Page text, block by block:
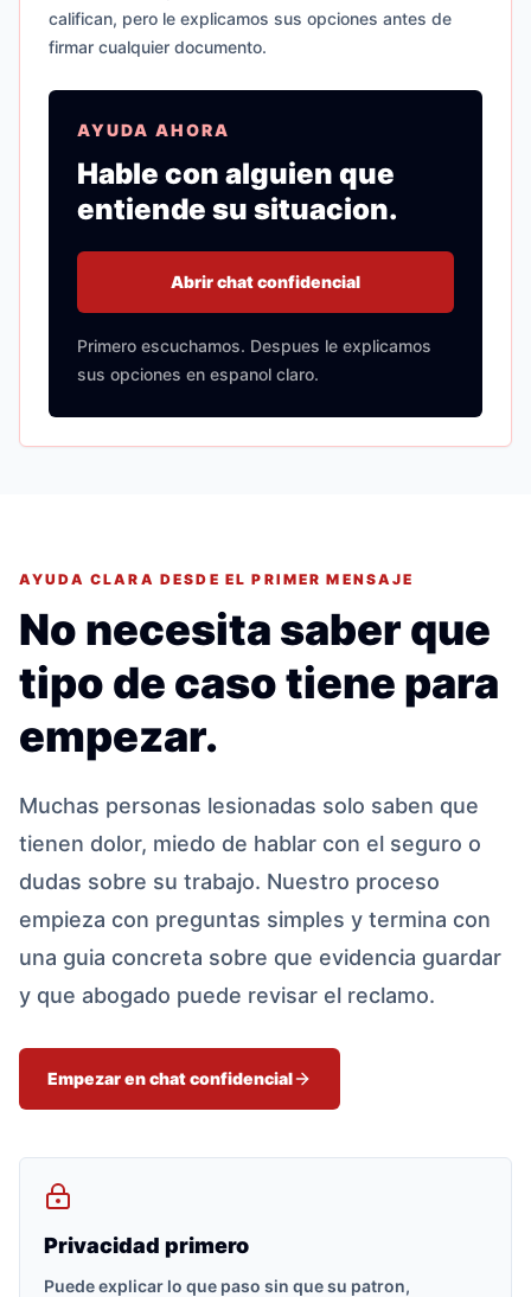
califican, pero le explicamos sus opciones antes de
firmar cualquier documento.
AYUDA AHORA
Hable con alguien que
entiende su situacion.
Abrir chat confidencial
Primero escuchamos. Despues le explicamos
sus opciones en espanol claro.
AYUDA CLARA DESDE EL PRIMER MENSAJE
No necesita saber que
tipo de caso tiene para
empezar.
Muchas personas lesionadas solo saben que
tienen dolor, miedo de hablar con el seguro o
dudas sobre su trabajo. Nuestro proceso
empieza con preguntas simples y termina con
una guia concreta sobre que evidencia guardar
y que abogado puede revisar el reclamo.
Empezar en chat confidencial
Privacidad primero
Puede explicar lo que paso sin que su patron,